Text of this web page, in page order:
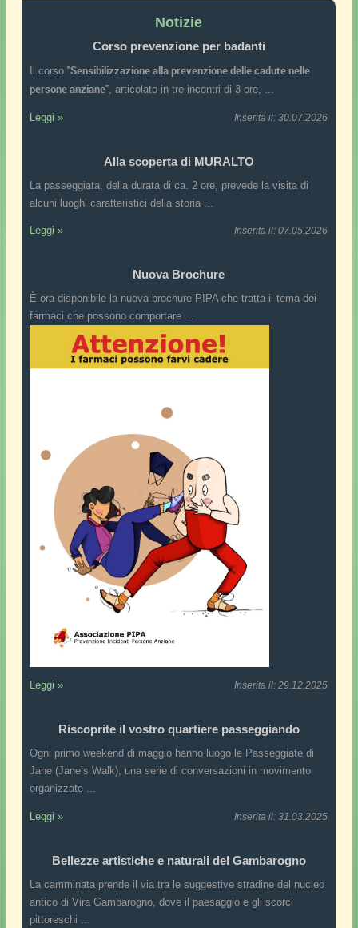
Notizie
Corso prevenzione per badanti
Il corso"Sensibilizzazione alla prevenzione delle cadute nelle
persone anziane" , articolato in tre incontri di 3 ore, ...
Leggi » Inserita il: 30.07.2026
Alla scoperta di MURALTO
La passeggiata, della durata di ca. 2 ore, prevede la visita di
alcuni luoghi caratteristici della storia ...
Leggi » Inserita il: 07.05.2026
Nuova Brochure
È ora disponibile la nuova brochure PIPA che tratta il tema dei
farmaci che possono comportare ...
Leggi » Inserita il: 29.12.2025
Riscoprite il vostro quartiere passeggiando
Ogni primo weekend di maggio hanno luogo le Passeggiate di
Jane (Jane’s Walk), una serie di conversazioni in movimento
organizzate ...
Leggi » Inserita il: 31.03.2025
Bellezze artistiche e naturali del Gambarogno
La camminata prende il via tra le suggestive stradine del nucleo
antico di Vira Gambarogno, dove il paesaggio e gli scorci
pittoreschi ...